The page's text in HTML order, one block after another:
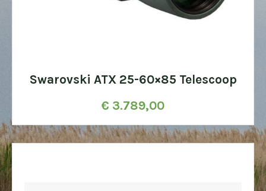
Swarovski ATX 25-60×85 Telescoop
€ 3.789,00